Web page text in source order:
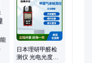
解、检测箱、测尘仪、
、指数仪、浮游菌、测
日本理研甲醛检
测仪 光电光度法